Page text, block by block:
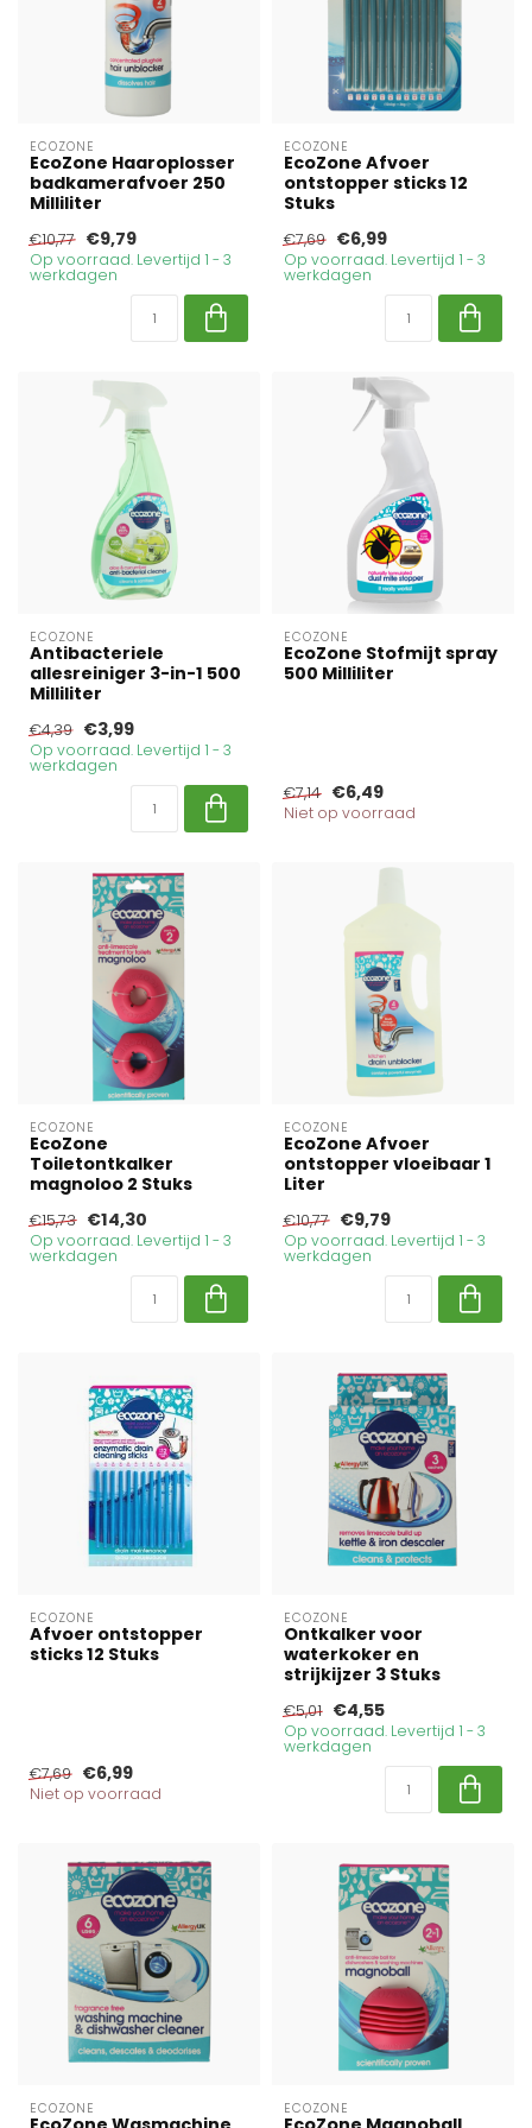
ECOZONE
EcoZone Haaroplosser
badkamerafvoer 250
Milliliter
€10,77 €9,79
Op voorraad. Levertijd 1 - 3
werkdagen
ECOZONE
EcoZone Afvoer
ontstopper sticks 12
Stuks
€7,69 €6,99
Op voorraad. Levertijd 1 - 3
werkdagen
ECOZONE
Antibacteriele
allesreiniger 3-in-1 500
Milliliter
€4,39 €3,99
Op voorraad. Levertijd 1 - 3
werkdagen
ECOZONE
EcoZone Stofmijt spray
500 Milliliter
€7,14 €6,49
Niet op voorraad
ECOZONE
EcoZone
Toiletontkalker
magnoloo 2 Stuks
€15,73 €14,30
Op voorraad. Levertijd 1 - 3
werkdagen
ECOZONE
EcoZone Afvoer
ontstopper vloeibaar 1
Liter
€10,77 €9,79
Op voorraad. Levertijd 1 - 3
werkdagen
ECOZONE
Afvoer ontstopper
sticks 12 Stuks
€7,69 €6,99
Niet op voorraad
ECOZONE
Ontkalker voor
waterkoker en
strijkijzer 3 Stuks
€5,01 €4,55
Op voorraad. Levertijd 1 - 3
werkdagen
ECOZONE ECOZONE